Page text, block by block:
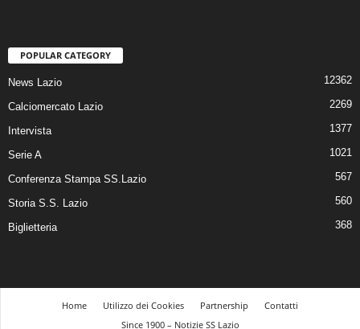
POPULAR CATEGORY
News Lazio 12362
Calciomercato Lazio 2269
Intervista 1377
Serie A 1021
Conferenza Stampa SS.Lazio 567
Storia S.S. Lazio 560
Biglietteria 368
Home Utilizzo dei Cookies Partnership
Contatti
Since 1900 – Notizie SS Lazio